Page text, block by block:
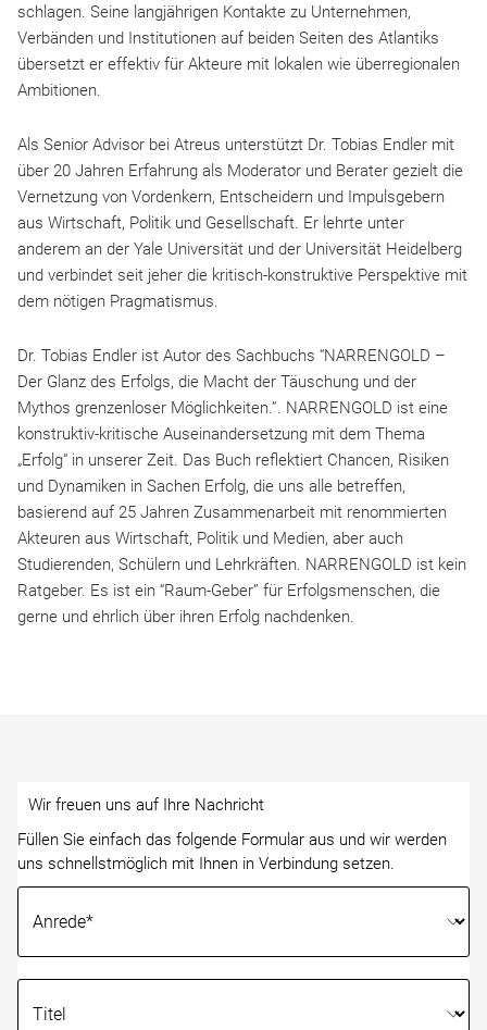
schlagen. Seine langjährigen Kontakte zu Unternehmen,
Verbänden und Institutionen auf beiden Seiten des Atlantiks
übersetzt er effektiv für Akteure mit lokalen wie überregionalen
Ambitionen.
Als Senior Advisor bei Atreus unterstützt Dr. Tobias Endler mit
über 20 Jahren Erfahrung als Moderator und Berater gezielt die
Vernetzung von Vordenkern, Entscheidern und Impulsgebern
aus Wirtschaft, Politik und Gesellschaft. Er lehrte unter
anderem an der Yale Universität und der Universität Heidelberg
und verbindet seit jeher die kritisch-konstruktive Perspektive mit
dem nötigen Pragmatismus.
Dr. Tobias Endler ist Autor des Sachbuchs “NARRENGOLD –
Der Glanz des Erfolgs, die Macht der Täuschung und der
Mythos grenzenloser Möglichkeiten.”. NARRENGOLD ist eine
konstruktiv-kritische Auseinandersetzung mit dem Thema
„Erfolg“ in unserer Zeit. Das Buch reflektiert Chancen, Risiken
und Dynamiken in Sachen Erfolg, die uns alle betreffen,
basierend auf 25 Jahren Zusammenarbeit mit renommierten
Akteuren aus Wirtschaft, Politik und Medien, aber auch
Studierenden, Schülern und Lehrkräften. NARRENGOLD ist kein
Ratgeber. Es ist ein “Raum-Geber” für Erfolgsmenschen, die
gerne und ehrlich über ihren Erfolg nachdenken.
Wir freuen uns auf Ihre Nachricht
Füllen Sie einfach das folgende Formular aus und wir werden
uns schnellstmöglich mit Ihnen in Verbindung setzen.